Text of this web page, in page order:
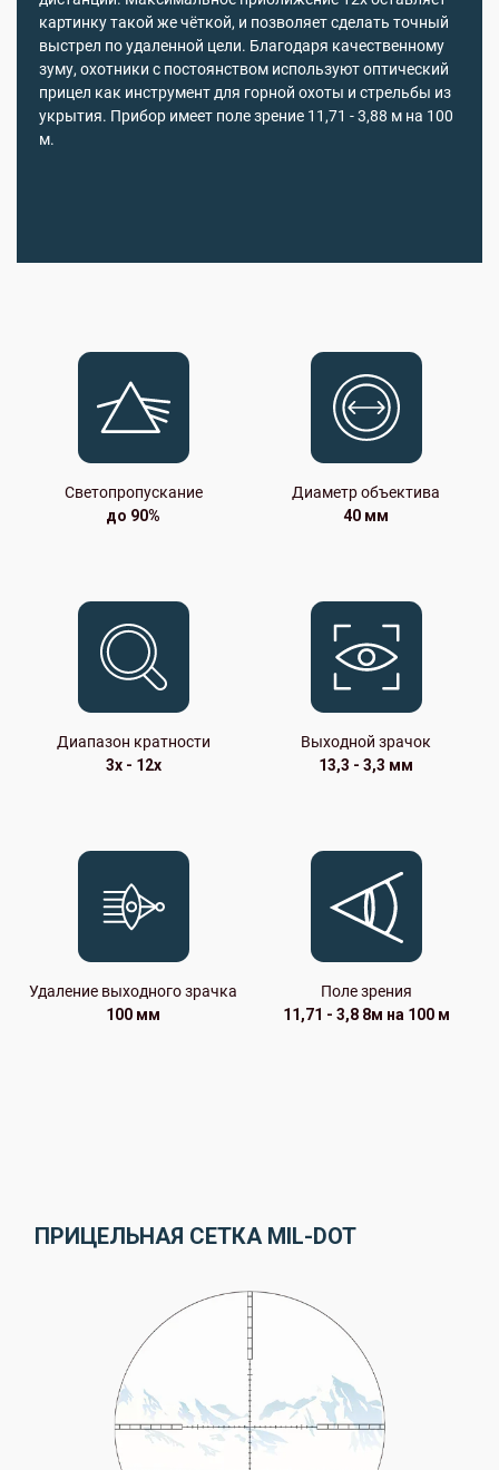
картинку такой же чёткой, и позволяет сделать точный
выстрел по удаленной цели. Благодаря качественному
зуму, охотники с постоянством используют оптический
прицел как инструмент для горной охоты и стрельбы из
укрытия. Прибор имеет поле зрение 11,71 - 3,88 м на 100
м.
Светопропускание
до 90%
Диаметр объектива
40 мм
Диапазон кратности
3x - 12x
Выходной зрачок
13,3 - 3,3 мм
Удаление выходного зрачка
100 мм
Поле зрения
11,71 - 3,8 8м на 100 м
ПРИЦЕЛЬНАЯ СЕТКА MIL-DOT